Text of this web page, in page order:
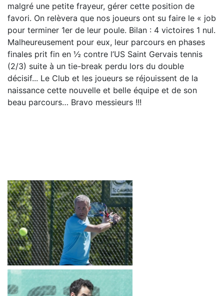
malgré une petite frayeur, gérer cette position de
favori. On relèvera que nos joueurs ont su faire le « job
pour terminer 1er de leur poule. Bilan : 4 victoires 1 nul.
Malheureusement pour eux, leur parcours en phases
finales prit fin en ½ contre l’US Saint Gervais tennis
(2/3) suite à un tie-break perdu lors du double
décisif... Le Club et les joueurs se réjouissent de la
naissance cette nouvelle et belle équipe et de son
beau parcours… Bravo messieurs !!!